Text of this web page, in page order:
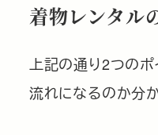
着物レンタル
上記の通り2つのポ
流れになるのか分